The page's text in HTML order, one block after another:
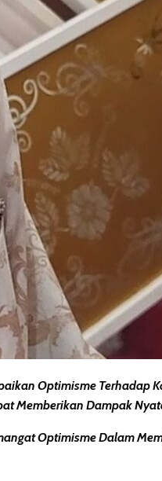
Optimisme Terhadap
Memberikan Dampak
Optimisme Dalam